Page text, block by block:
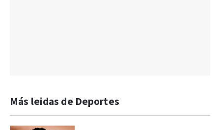
Más leidas de Deportes